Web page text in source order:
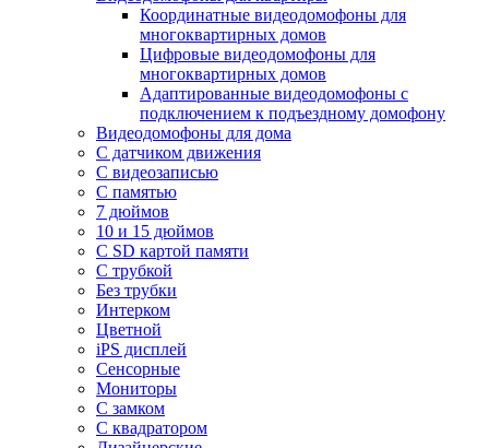
Координатные видеодомофоны для
многоквартирных домов
Цифровые видеодомофоны для
многоквартирных домов
Адаптированные видеодомофоны с
подключением к подъездному домофону
Видеодомофоны для дома
С датчиком движения
С видеозаписью
C памятью
7 дюймов
10 и 15 дюймов
С SD картой памяти
С трубкой
Без трубки
Интерком
Цветной
iPS дисплей
Сенсорные
Мониторы
С замком
C квадратором